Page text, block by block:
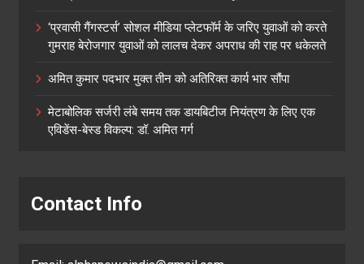
‘प्रवासी गैंगस्टर्स’ सोशल मीडिया प्लेटफॉर्म के जरिए युवाओं को करते
गुमराह बेरोजगार युवाओं को लालच देकर अपराध की राह पर धकेलते
अमित कुमार पदभार मुक्त तीन को अतिरिक्त कार्य भार सौंपा
मेटाबोलिक सर्जरी लंबे समय तक डायबिटीज नियंत्रण के लिए एक
एविडेंस-बेस्ड विकल्प: डॉ. अमित गर्ग
Contact Info